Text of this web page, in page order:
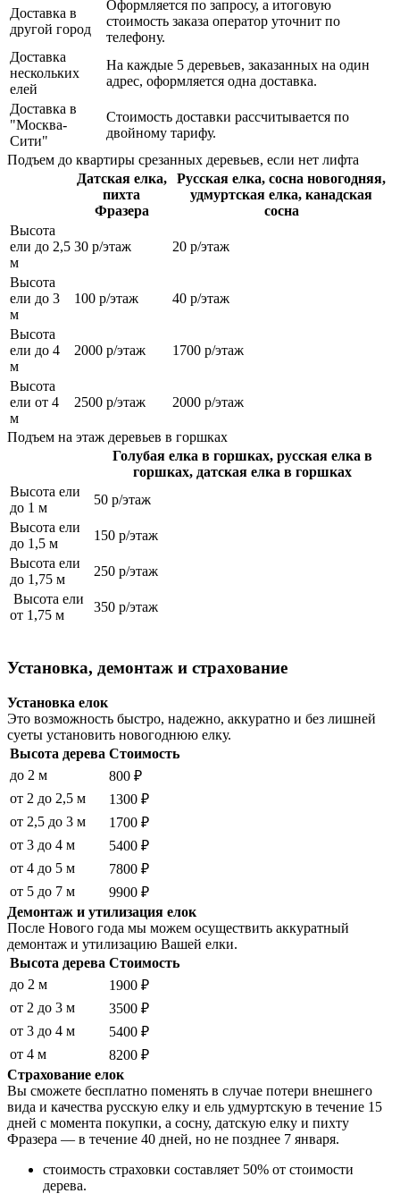
Доставка в
другой город
Оформляется по запросу, а итоговую
стоимость заказа оператор уточнит по
телефону.
Доставка
нескольких
елей
На каждые 5 деревьев, заказанных на один
адрес, оформляется одна доставка.
Доставка в
"Москва-
Сити"
Стоимость доставки рассчитывается по
двойному тарифу.
Подъем до квартиры срезанных деревьев, если нет лифта
Датская елка,
пихта
Фразера
Русская елка, сосна новогодняя,
удмуртская елка, канадская
сосна
Высота
ели до 2,5
м
30 р/этаж 20 р/этаж
Высота
ели до 3
м
100 р/этаж 40 р/этаж
Высота
ели до 4
м
2000 р/этаж 1700 р/этаж
Высота
ели от 4
м
2500 р/этаж 2000 р/этаж
Подъем на этаж деревьев в горшках
Голубая елка в горшках, русская елка в
горшках, датская елка в горшках
Высота ели
до 1 м
50 р/этаж
Высота ели
до 1,5 м
150 р/этаж
Высота ели
до 1,75 м
250 р/этаж
Высота ели
от 1,75 м
350 р/этаж
Установка, демонтаж и страхование
Установка елок
Это возможность быстро, надежно, аккуратно и без лишней
суеты установить новогоднюю елку.
Высота дерева Стоимость
до 2 м
800 ₽
от 2 до 2,5 м
1300 ₽
от 2,5 до 3 м
1700 ₽
от 3 до 4 м
5400 ₽
от 4 до 5 м
7800 ₽
от 5 до 7 м
9900 ₽
Демонтаж и утилизация елок
После Нового года мы можем осуществить аккуратный
демонтаж и утилизацию Вашей елки.
Высота дерева Стоимость
до 2 м
1900 ₽
от 2 до 3 м
3500 ₽
от 3 до 4 м
5400 ₽
от 4 м
8200 ₽
Страхование елок
Вы сможете бесплатно поменять в случае потери внешнего
вида и качества русскую елку и ель удмуртскую в течение 15
дней с момента покупки, а сосну, датскую елку и пихту
Фразера — в течение 40 дней, но не позднее 7 января.
стоимость страховки составляет 50% от стоимости
дерева.